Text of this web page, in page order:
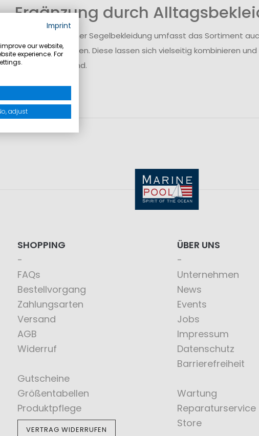
Ergänzung durch
Neben technischer Segelbekleidung umfasst das Sortiment
Hoodies und Hosen. Diese lassen sich vielseitig kombinieren
den Alltag an Land.
SHOPPING
FAQs
Bestellvorgang
Zahlungsarten
Versand
AGB
Widerruf
Gutscheine
Größentabellen
Produktpflege
VERTRAG WIDERRUFEN
ÜBER UNS
Unternehmen
News
Events
Jobs
Impressum
Datenschutz
Barrierefreiheit
Wartung
Reparaturservice
Store
Imprint
our website,
experience. For
adjust